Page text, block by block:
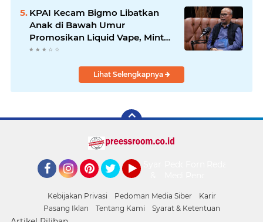
KPAI Kecam Bigmo Libatkan
Anak di Bawah Umur
Promosikan Liquid Vape, Minta
Aparat Bertindak Tegas
Lihat Selengkapnya
Kebijakan Privasi Pedoman Media Siber
Karir
Pasang Iklan
Tentang Kami Syarat & Ketentuan